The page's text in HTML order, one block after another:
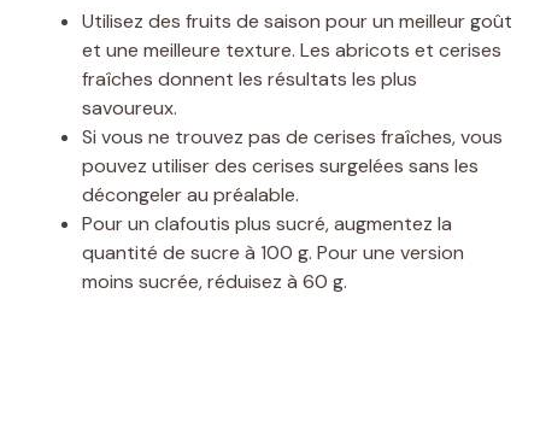
Utilisez des fruits de saison pour un meilleur goût
et une meilleure texture. Les abricots et cerises
fraîches donnent les résultats les plus
savoureux.
Si vous ne trouvez pas de cerises fraîches, vous
pouvez utiliser des cerises surgelées sans les
décongeler au préalable.
Pour un clafoutis plus sucré, augmentez la
quantité de sucre à 100 g. Pour une version
moins sucrée, réduisez à 60 g.